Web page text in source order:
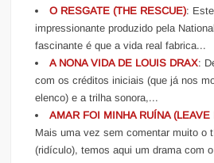
O RESGATE (THE RESCUE):
impressionante produzido pela
fascinante é que a vida real fabrica...
A NONA VIDA DE LOUIS DRAX:
com os créditos iniciais (que já nos
elenco) e a trilha sonora,...
AMAR FOI MINHA RUÍNA
Mais uma vez sem comentar muito o
(ridículo), temos aqui um drama com